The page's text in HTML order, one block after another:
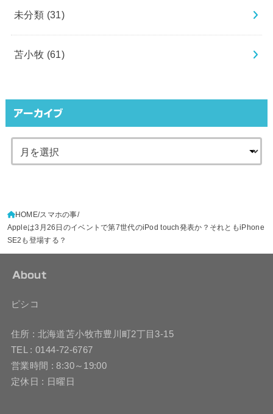
未分類 (31)
苫小牧 (61)
アーカイブ
HOME スマホの事
Appleは3月26日のイベントで第7世代のiPod touch発表か？それともiPhone
SE2も登場する？
About
ピシコ
住所 : 北海道苫小牧市豊川町2丁目3-15
TEL : 0144-72-6767
営業時間 : 8:30～19:00
定休日 : 日曜日